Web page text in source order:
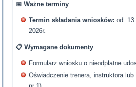
📅 Ważne terminy
Termin składania wniosków:od 13
2026r.
📋 Wymagane dokumenty
Formularz wniosku o nieodpłatne
Oświadczenie trenera, instruktora lub